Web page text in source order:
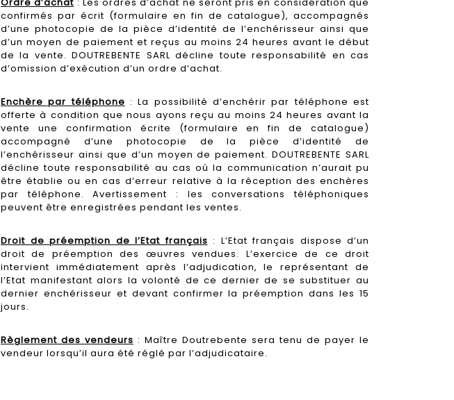
confirmés par écrit (formulaire en fin de catalogue), accompagnés
d’une photocopie de la pièce d’identité de l’enchérisseur ainsi que
d’un moyen de paiement et reçus au moins 24 heures avant le début
de la vente. DOUTREBENTE SARL décline toute responsabilité en cas
d’omission d’exécution d’un ordre d’achat.
Enchère par téléphone : La possibilité d’enchérir par téléphone est
offerte à condition que nous ayons reçu au moins 24 heures avant la
vente une confirmation écrite (formulaire en fin de catalogue)
accompagné d’une photocopie de la pièce d’identité de
l’enchérisseur ainsi que d’un moyen de paiement. DOUTREBENTE SARL
décline toute responsabilité au cas où la communication n’aurait pu
être établie ou en cas d’erreur relative à la réception des enchères
par téléphone. Avertissement : les conversations téléphoniques
peuvent être enregistrées pendant les ventes.
Droit de préemption de l’Etat français : L’Etat français dispose d’un
droit de préemption des œuvres vendues. L’exercice de ce droit
intervient immédiatement après l’adjudication, le représentant de
l’Etat manifestant alors la volonté de ce dernier de se substituer au
dernier enchérisseur et devant confirmer la préemption dans les 15
jours.
Règlement des vendeurs : Maître Doutrebente sera tenu de payer le
vendeur lorsqu’il aura été réglé par l’adjudicataire.